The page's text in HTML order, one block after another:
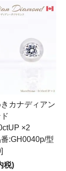
カナディアン
×2
:GH0040p/型
税)